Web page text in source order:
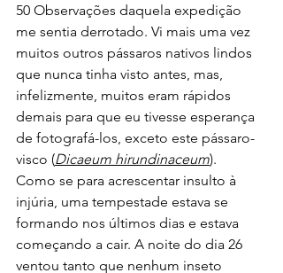
50 Observações daquela expedição
me sentia derrotado. Vi mais uma vez
muitos outros pássaros nativos lindos
que nunca tinha visto antes, mas,
infelizmente, muitos eram rápidos
demais para que eu tivesse esperança
de fotografá-los, exceto este pássaro-
visco (Dicaeum hirundinaceum).
Como se para acrescentar insulto à
injúria, uma tempestade estava se
formando nos últimos dias e estava
começando a cair. A noite do dia 26
ventou tanto que nenhum inseto